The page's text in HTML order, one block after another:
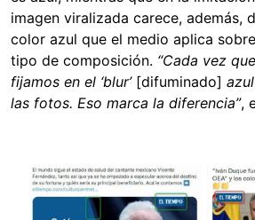
imagen viralizada carece, además,
color azul que el medio aplica
tipo de composición. “Cada vez
fijamos en el ‘blur’ [difuminado]
las fotos. Eso marca la diferencia”,
Image